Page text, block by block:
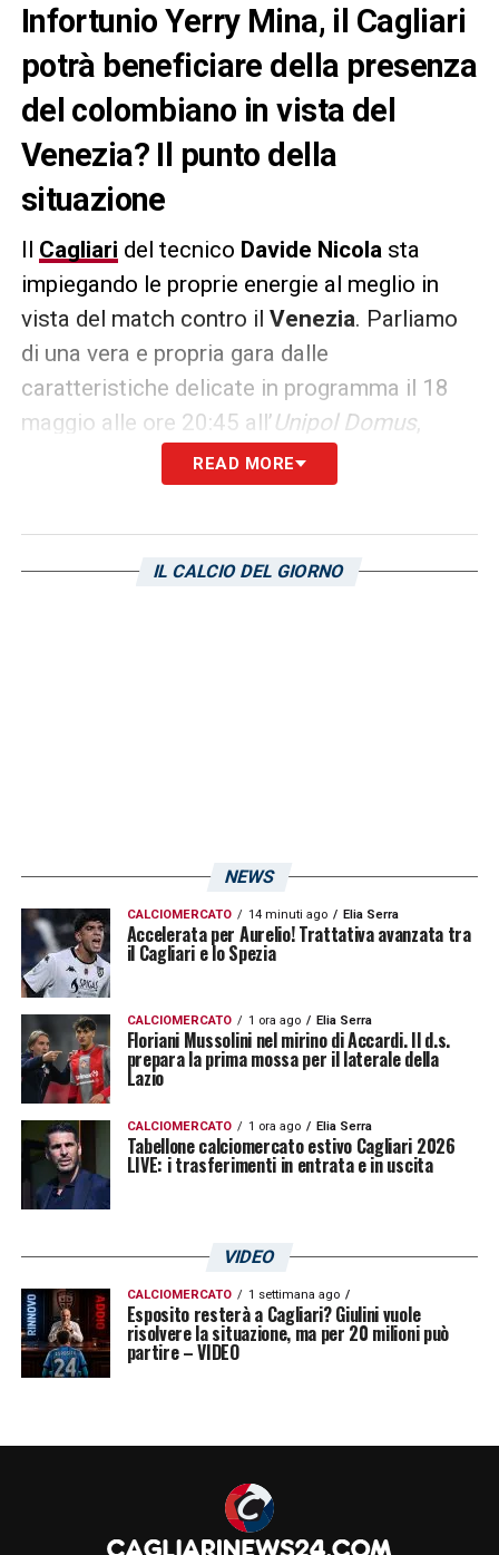
Infortunio Yerry Mina, il Cagliari
potrà beneficiare della presenza
del colombiano in vista del
Venezia? Il punto della
situazione
Il Cagliari del tecnico Davide Nicolasta
impiegando le proprie energie al meglio in
vista del match contro il Venezia. Parliamo
di una vera e propria gara dalle
caratteristiche delicate in programma il 18
maggio alle ore 20:45 all’Unipol Domus,
valevole per il 37° turno del campionato di
. Nella giornata odierna la squadra ha
resoconto si evinceche il colombiano
READ MORE
IL CALCIO DEL GIORNO
NEWS
CALCIOMERCATO 14 minuti ago Elia Serra
Accelerata per Aurelio! Trattativa avanzata tra
il Cagliari e lo Spezia
CALCIOMERCATO 1 ora ago Elia Serra
Floriani Mussolini nel mirino di Accardi. Il d.s.
prepara la prima mossa per il laterale della
Lazio
CALCIOMERCATO 1 ora ago Elia Serra
Tabellone calciomercato estivo Cagliari 2026
LIVE: i trasferimenti in entrata e in uscita
VIDEO
CALCIOMERCATO 1 settimana ago
Esposito resterà a Cagliari? Giulini vuole
risolvere la situazione, ma per 20 milioni può
partire – VIDEO